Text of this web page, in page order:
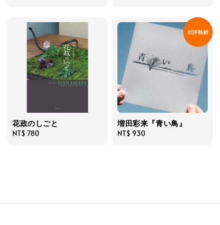
花政のしごと
Regular
NT$ 780
好評熱銷
増田彩来『青い鳥』
Regular
NT$ 930